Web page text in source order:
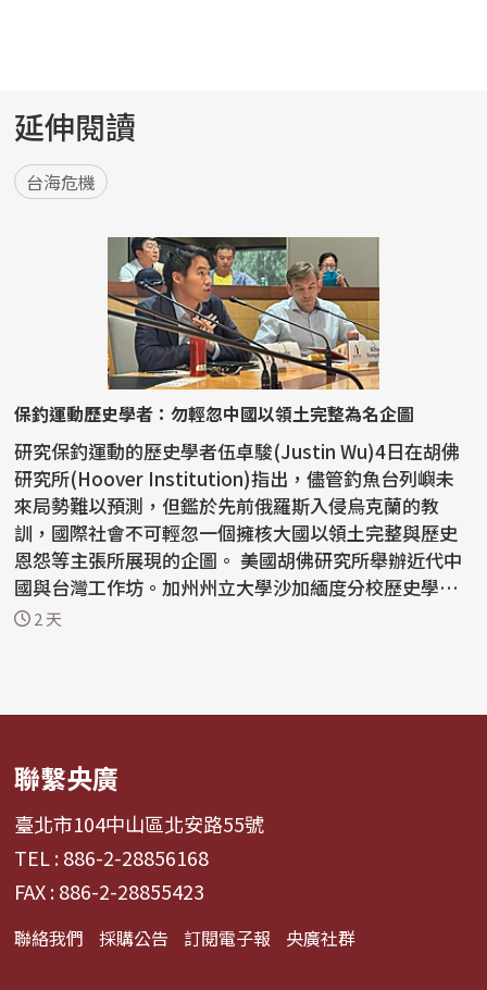
延伸閱讀
台海危機
保釣運動歷史學者：勿輕忽中國以領土完整為名企圖
研究保釣運動的歷史學者伍卓駿(Justin Wu)4日在胡佛
研究所(Hoover Institution)指出，儘管釣魚台列嶼未
來局勢難以預測，但鑑於先前俄羅斯入侵烏克蘭的教
訓，國際社會不可輕忽一個擁核大國以領土完整與歷史
恩怨等主張所展現的企圖。 美國胡佛研究所舉辦近代中
國與台灣工作坊。加州州立大學沙加緬度分校歷史學者
伍卓駿講...
2 天
聯繫央廣
臺北市104中山區北安路55號
TEL : 886-2-28856168
FAX : 886-2-28855423
聯絡我們 採購公告 訂閱電子報 央廣社群